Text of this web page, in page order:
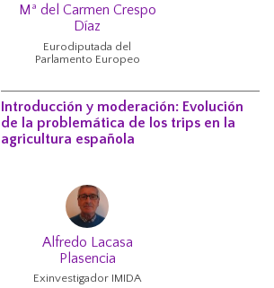
Mª del Carmen Crespo
Díaz
Eurodiputada del
Parlamento Europeo
Introducción y moderación: Evolución
de la problemática de los trips en la
agricultura española
Alfredo Lacasa
Plasencia
Exinvestigador IMIDA